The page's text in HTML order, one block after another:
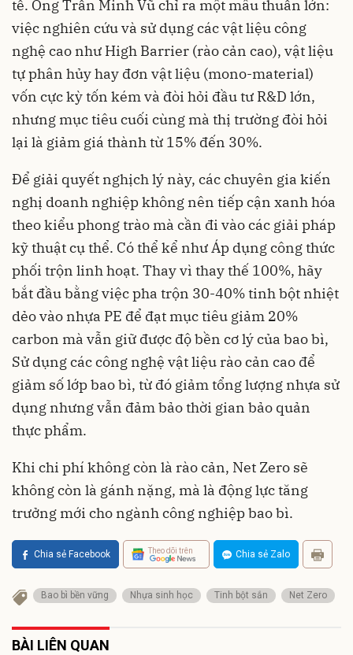
tế. Ông Trần Minh Vũ chỉ ra một mâu thuẫn lớn:
việc nghiên cứu và sử dụng các vật liệu công
nghệ cao như High Barrier (rào cản cao), vật liệu
tự phân hủy hay đơn vật liệu (mono-material)
vốn cực kỳ tốn kém và đòi hỏi đầu tư R&D lớn,
nhưng mục tiêu cuối cùng mà thị trường đòi hỏi
lại là giảm giá thành từ 15% đến 30%.
Để giải quyết nghịch lý này, các chuyên gia kiến
nghị doanh nghiệp không nên tiếp cận xanh hóa
theo kiểu phong trào mà cần đi vào các giải pháp
kỹ thuật cụ thể. Có thể kể như Áp dụng công thức
phối trộn linh hoạt. Thay vì thay thế 100%, hãy
bắt đầu bằng việc pha trộn 30-40% tinh bột nhiệt
dẻo vào nhựa PE để đạt mục tiêu giảm 20%
carbon mà vẫn giữ được độ bền cơ lý của bao bì,
Sử dụng các công nghệ vật liệu rào cản cao để
giảm số lớp bao bì, từ đó giảm tổng lượng nhựa sử
dụng nhưng vẫn đảm bảo thời gian bảo quản
thực phẩm.
Khi chi phí không còn là rào cản, Net Zero sẽ
không còn là gánh nặng, mà là động lực tăng
trưởng mới cho ngành công nghiệp bao bì.
Chia sẻ Facebook Theo dõi trên Chia sẻ Zalo
Bao bì bền vững Nhựa sinh học Tinh bột sắn Net Zero
BÀI LIÊN QUAN